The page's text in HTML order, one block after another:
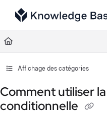
Documentation Index
Fetch the complete documentation
Use this file to discover all available
Affichage des catégories
Comment utiliser
conditionnelle